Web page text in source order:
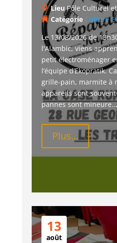
LieuPôle Culturel
Catégorie Culture
Le 13/08/2026 de
l'Alambic, viens
petit électroménager
l’équipe d’Ekopratik.
grille-pain, marmite à
appareils sont
pannes sont mineure...
Plus...
13
août